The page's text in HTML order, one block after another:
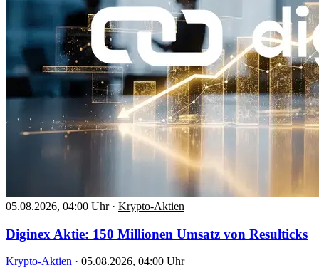
05.08.2026, 04:00 Uhr · Krypto-Aktien
Diginex Aktie: 150 Millionen Umsatz von Resulticks
Krypto-Aktien · 05.08.2026, 04:00 Uhr